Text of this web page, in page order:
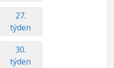
27.
týden
30.
týden